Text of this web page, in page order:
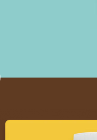
Scroll